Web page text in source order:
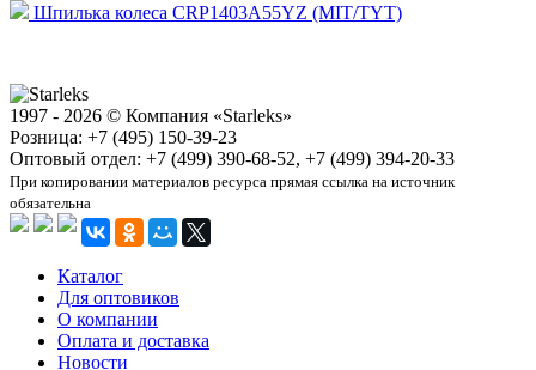
Шпилька колеса CRP1403A55YZ (MIT/TYT)
1997 - 2026 © Компания «Starleks»
Розница: +7 (495) 150-39-23
Оптовый отдел: +7 (499) 390-68-52, +7 (499) 394-20-33
При копировании материалов ресурса прямая ссылка на источник
обязательна
Каталог
Для оптовиков
О компании
Оплата и доставка
Новости